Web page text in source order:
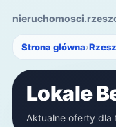
Strona główna›
Lokale
Aktualne oferty dla